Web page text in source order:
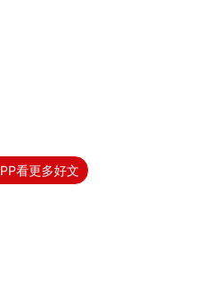
看更多好文